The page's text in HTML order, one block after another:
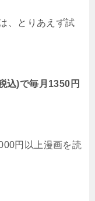
、とりあえず試
込)で毎月1350円
円以上漫画を読